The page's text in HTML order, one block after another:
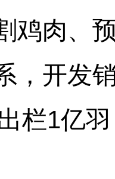
鸡肉、
，开发
栏1亿